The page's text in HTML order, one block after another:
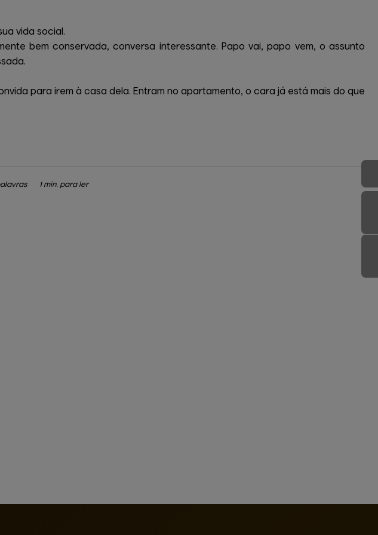
vida social.
bem conservada, conversa interessante. Papo vai, papo vem, o assunto
para irem à casa dela. Entram no apartamento, o cara já está mais do que
1 min. para ler